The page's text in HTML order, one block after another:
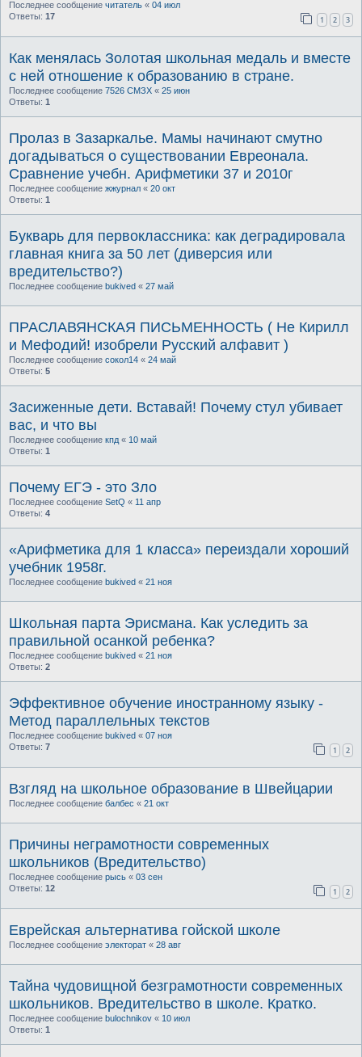
Последнее сообщение читатель « 04 июл
Ответы: 17 1 2 3
Как менялась Золотая школьная медаль и вместе
с ней отношение к образованию в стране.
Последнее сообщение 7526 СМЗХ « 25 июн
Ответы: 1
Пролаз в Зазаркалье. Мамы начинают смутно
догадываться о существовании Евреонала.
Сравнение учебн. Арифметики 37 и 2010г
Последнее сообщение жжурнал « 20 окт
Ответы: 1
Букварь для первоклассника: как деградировала
главная книга за 50 лет (диверсия или
вредительство?)
Последнее сообщение bukived « 27 май
ПРАСЛАВЯНСКАЯ ПИСЬМЕННОСТЬ ( Не Кирилл
и Мефодий! изобрели Русский алфавит )
Последнее сообщение сокол14 « 24 май
Ответы: 5
Засиженные дети. Вставай! Почему стул убивает
вас, и что вы
Последнее сообщение кпд « 10 май
Ответы: 1
Почему ЕГЭ - это Зло
Последнее сообщение SetQ « 11 апр
Ответы: 4
«Арифметика для 1 класса» переиздали хороший
учебник 1958г.
Последнее сообщение bukived « 21 ноя
Школьная парта Эрисмана. Как уследить за
правильной осанкой ребенка?
Последнее сообщение bukived « 21 ноя
Ответы: 2
Эффективное обучение иностранному языку -
Метод параллельных текстов
Последнее сообщение bukived « 07 ноя
Ответы: 7 1 2
Взгляд на школьное образование в Швейцарии
Последнее сообщение балбес « 21 окт
Причины неграмотности современных
школьников (Вредительство)
Последнее сообщение рысь « 03 сен
Ответы: 12 1 2
Еврейская альтернатива гойской школе
Последнее сообщение электорат « 28 авг
Тайна чудовищной безграмотности современных
школьников. Вредительство в школе. Кратко.
Последнее сообщение bulochnikov « 10 июл
Ответы: 1